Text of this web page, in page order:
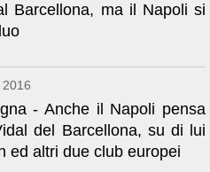
Barcellona, ma il Napoli si
- Anche il Napoli pensa
del Barcellona, su di lui
ed altri due club europei